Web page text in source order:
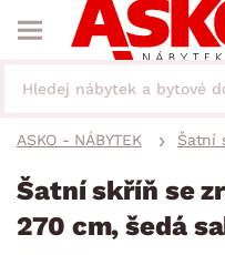
ASKO - NÁBYTEK Šatní
Šatní skříň se
270 cm, šedá